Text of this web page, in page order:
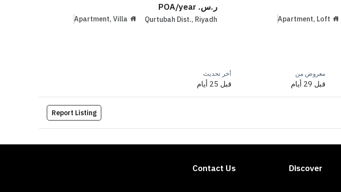
Apartment, Loft
ر.س. POA/year
Qurtubah Dist., Riyadh
Apartment, Villa
معروض من
قبل 29 أيام
أخر تحديث
قبل 25 أيام
Report Listing
Discover
Contact Us